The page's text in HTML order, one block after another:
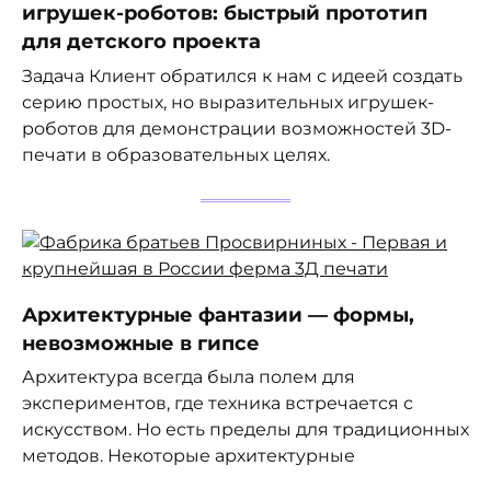
игрушек-роботов: быстрый прототип
для детского проекта
Задача Клиент обратился к нам с идеей создать
серию простых, но выразительных игрушек-
роботов для демонстрации возможностей 3D-
печати в образовательных целях.
Архитектурные фантазии — формы,
невозможные в гипсе
Архитектура всегда была полем для
экспериментов, где техника встречается с
искусством. Но есть пределы для традиционных
методов. Некоторые архитектурные